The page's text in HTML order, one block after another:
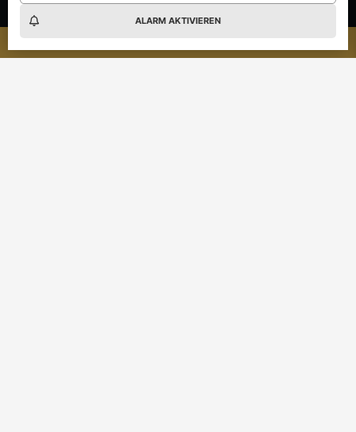
ALARM AKTIVIEREN
Content Marketing
iamstudent Verify